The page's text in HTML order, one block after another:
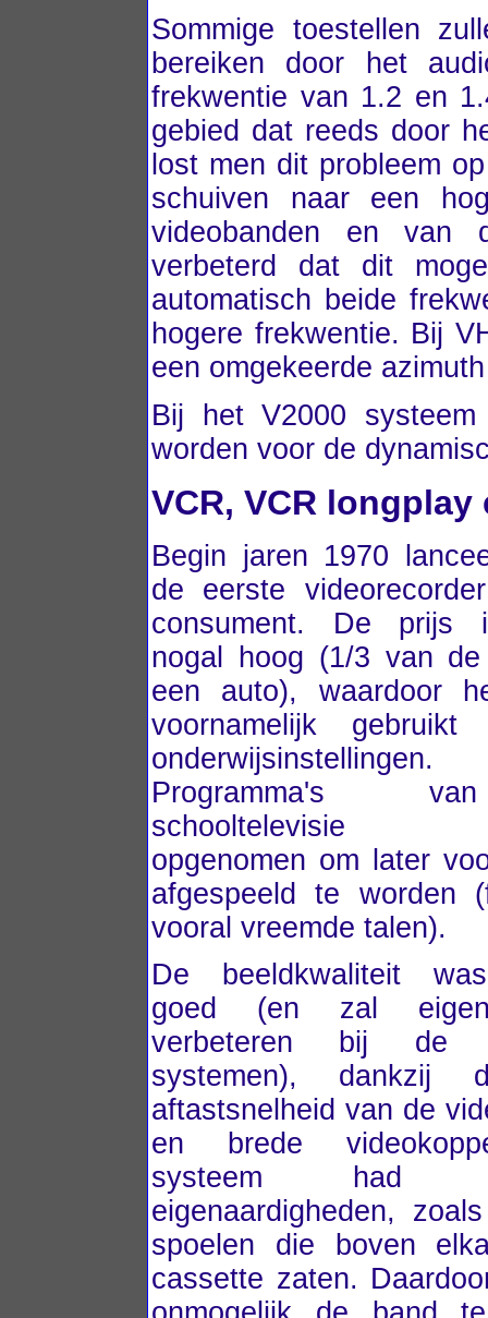
Sommige toestellen
bereiken door het
frekwentie van 1.2 en
gebied dat reeds door
lost men dit probleem
schuiven naar een
videobanden en van
verbeterd dat dit
automatisch beide
hogere frekwentie. Bij
een omgekeerde
Bij het V2000
worden voor de
VCR, VCR longplay
Begin jaren 1970
de eerste
consument. De prijs
nogal hoog (1/3 van
een auto), waardoor
voornamelijk
onderwijsinstellingen.
Programma's
schooltelevisie
opgenomen om later
afgespeeld te worden
vooral vreemde talen).
De beeldkwaliteit
goed (en zal
verbeteren bij de
systemen), dankzij
aftastsnelheid van de
en brede
systeem had
eigenaardigheden,
spoelen die boven
cassette zaten.